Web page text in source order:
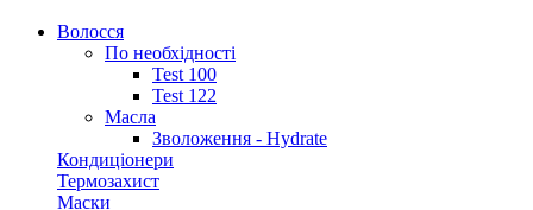
Волосся
По необхідності
Test 100
Test 122
Масла
Зволоження - Hydrate
Кондиціонери
Термозахист
Маски